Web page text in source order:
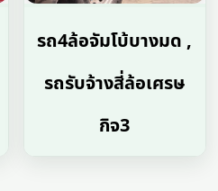
รถ4ล้อจัมโบ้บางมด ,
รถรับจ้างสี่ล้อเศรษ
กิจ3